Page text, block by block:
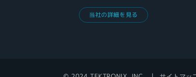
当社の詳細を見る